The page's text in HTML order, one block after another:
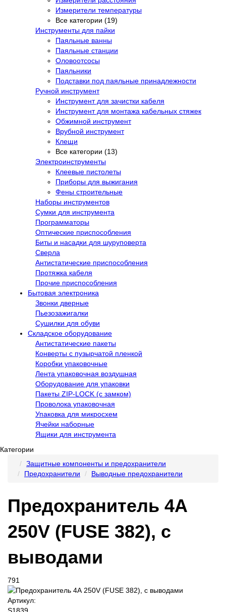
Измерители температуры
Все категории (19)
Инструменты для пайки
Паяльные ванны
Паяльные станции
Оловоотсосы
Паяльники
Подставки под паяльные принадлежности
Ручной инструмент
Инструмент для зачистки кабеля
Инструмент для монтажа кабельных стяжек
Обжимной инструмент
Врубной инструмент
Клещи
Все категории (13)
Электроинструменты
Клеевые пистолеты
Приборы для выжигания
Фены строительные
Наборы инструментов
Сумки для инструмента
Программаторы
Оптические приспособления
Биты и насадки для шуруповерта
Сверла
Антистатические приспособления
Протяжка кабеля
Прочие приспособления
Бытовая электроника
Звонки дверные
Пьезозажигалки
Сушилки для обуви
Складское оборудование
Антистатические пакеты
Конверты с пузырчатой пленкой
Коробки упаковочные
Лента упаковочная воздушная
Оборудование для упаковки
Пакеты ZIP-LOCK (с замком)
Проволока упаковочная
Упаковка для микросхем
Ячейки наборные
Ящики для инструмента
Категории
Защитные компоненты и предохранители
Предохранители
Выводные предохранители
Предохранитель 4А
250V (FUSE 382), с
выводами
791
Артикул:
S1839